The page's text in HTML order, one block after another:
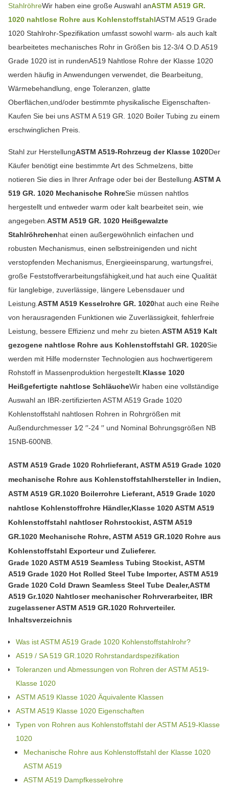
StahlröhreWir haben eine große Auswahl anASTM A519 GR.
1020 nahtlose Rohre aus KohlenstoffstahlASTM A519 Grade
1020 Stahlrohr-Spezifikation umfasst sowohl warm- als auch kalt
bearbeitetes mechanisches Rohr in Größen bis 12-3/4 O.D.A519
Grade 1020 ist in rundenA519 Nahtlose Rohre der Klasse 1020
werden häufig in Anwendungen verwendet, die Bearbeitung,
Wärmebehandlung, enge Toleranzen, glatte
Oberflächen,und/oder bestimmte physikalische Eigenschaften-
Kaufen Sie bei uns ASTM A 519 GR. 1020 Boiler Tubing zu einem
erschwinglichen Preis.
Stahl zur HerstellungASTM A519-Rohrzeug der Klasse 1020Der
Käufer benötigt eine bestimmte Art des Schmelzens, bitte
notieren Sie dies in Ihrer Anfrage oder bei der Bestellung. ASTM A
519 GR. 1020 Mechanische RohreSie müssen nahtlos
hergestellt und entweder warm oder kalt bearbeitet sein, wie
angegeben. ASTM A519 GR. 1020 Heißgewalzte
Stahlröhrchenhat einen außergewöhnlich einfachen und
robusten Mechanismus, einen selbstreinigenden und nicht
verstopfenden Mechanismus, Energieeinsparung, wartungsfrei,
große Feststoffverarbeitungsfähigkeit,und hat auch eine Qualität
für langlebige, zuverlässige, längere Lebensdauer und
Leistung. ASTM A519 Kesselrohre GR. 1020hat auch eine Reihe
von herausragenden Funktionen wie Zuverlässigkeit, fehlerfreie
Leistung, bessere Effizienz und mehr zu bieten. ASTM A519 Kalt
gezogene nahtlose Rohre aus Kohlenstoffstahl GR. 1020Sie
werden mit Hilfe modernster Technologien aus hochwertigerem
Rohstoff in Massenproduktion hergestellt. Klasse 1020
Heißgefertigte nahtlose SchläucheWir haben eine vollständige
Auswahl an IBR-zertifizierten ASTM A519 Grade 1020
Kohlenstoffstahl nahtlosen Rohren in Rohrgrößen mit
Außendurchmesser 1⁄2 ′′-24 ′′ und Nominal Bohrungsgrößen NB
15NB-600NB.
ASTM A519 Grade 1020 Rohrlieferant, ASTM A519 Grade 1020
mechanische Rohre aus Kohlenstoffstahlhersteller in Indien,
ASTM A519 GR.1020 Boilerrohre Lieferant, A519 Grade 1020
nahtlose Kohlenstoffrohre Händler,Klasse 1020 ASTM A519
Kohlenstoffstahl nahtloser Rohrstockist, ASTM A519
GR.1020 Mechanische Rohre, ASTM A519 GR.1020 Rohre aus
Kohlenstoffstahl Exporteur und Zulieferer.
Grade 1020 ASTM A519 Seamless Tubing Stockist, ASTM
A519 Grade 1020 Hot Rolled Steel Tube Importer, ASTM A519
Grade 1020 Cold Drawn Seamless Steel Tube Dealer,ASTM
A519 Gr.1020 Nahtloser mechanischer Rohrverarbeiter, IBR
zugelassener ASTM A519 GR.1020 Rohrverteiler.
Inhaltsverzeichnis
Was ist ASTM A519 Grade 1020 Kohlenstoffstahlrohr?
A519 / SA 519 GR.1020 Rohrstandardspezifikation
Toleranzen und Abmessungen von Rohren der ASTM A519-
Klasse 1020
ASTM A519 Klasse 1020 Äquivalente Klassen
ASTM A519 Klasse 1020 Eigenschaften
Typen von Rohren aus Kohlenstoffstahl der ASTM A519-Klasse
1020
Mechanische Rohre aus Kohlenstoffstahl der Klasse 1020
ASTM A519
ASTM A519 Dampfkesselrohre